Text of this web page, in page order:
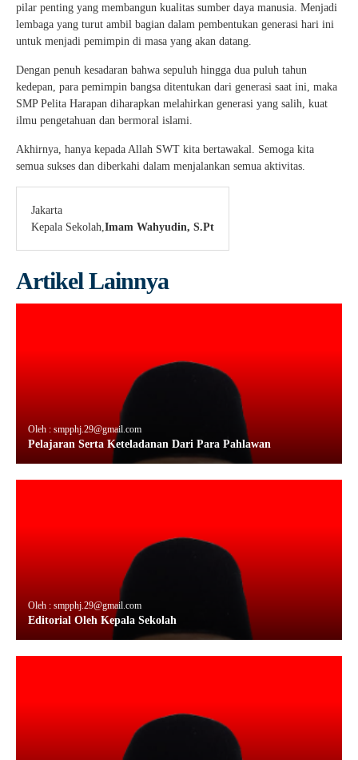
pilar penting yang membangun kualitas sumber daya manusia. Menjadi
lembaga yang turut ambil bagian dalam pembentukan generasi hari ini
untuk menjadi pemimpin di masa yang akan datang.
Dengan penuh kesadaran bahwa sepuluh hingga dua puluh tahun
kedepan, para pemimpin bangsa ditentukan dari generasi saat ini, maka
SMP Pelita Harapan diharapkan melahirkan generasi yang salih, kuat
ilmu pengetahuan dan bermoral islami.
Akhirnya, hanya kepada Allah SWT kita bertawakal. Semoga kita
semua sukses dan diberkahi dalam menjalankan semua aktivitas.
Jakarta
Kepala Sekolah, Imam Wahyudin, S.Pt
Artikel Lainnya
Oleh : smpphj.29@gmail.com
Pelajaran Serta Keteladanan Dari Para Pahlawan
Oleh : smpphj.29@gmail.com
Editorial Oleh Kepala Sekolah